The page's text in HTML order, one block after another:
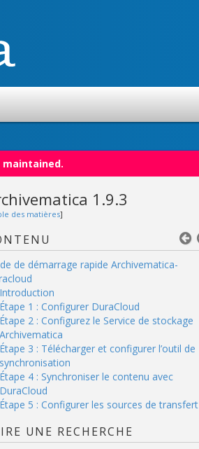
maintained.
1.9.3
des matières]
de démarrage rapide Archivematica-
Introduction
Étape 1 : Configurer DuraCloud
Étape 2 : Configurez le Service de stockage
Archivematica
Étape 3 : Télécharger et configurer l’outil de
synchronisation
Étape 4 : Synchroniser le contenu avec
DuraCloud
Étape 5 : Configurer les sources de transfert
UNE RECHERCHE